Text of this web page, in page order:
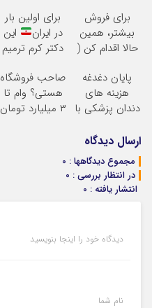
برای فروش
بیشتر، همین
حالا اقدام کن (
برای اولین بار
در ایران
این
دکتر کرم ترمیم
ساخت!
پایان دغدغه
هزینه های
دندان پزشکی با
خانگی
صاحب فروشگاه
هستی؟ وام تا
۳ میلیارد تومان
ارسال دیدگاه
مجموع دیدگاهها : 0
در انتظار بررسی : 0
انتشار یافته : 0
دیدگاه خود را اینجا بنویسید
نام شما